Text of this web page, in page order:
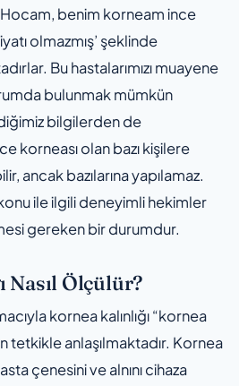
benim korneam ince
olmazmış’ şeklinde
Bu hastalarımızı muayene
bulunmak mümkün
bilgilerden de
korneası olan bazı kişilere
ancak bazılarına yapılamaz.
ile ilgili deneyimli hekimler
gereken bir durumdur.
Nasıl Ölçülür?
kornea kalınlığı “kornea
tetkikle anlaşılmaktadır. Kornea
çenesini ve alnını cihaza